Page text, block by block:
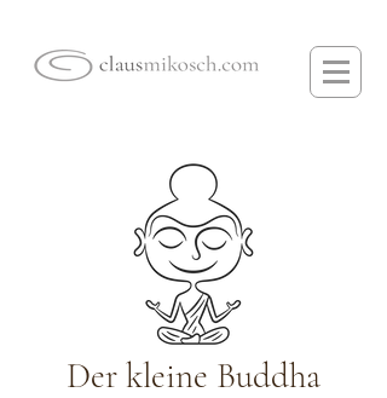
Der kleine Buddha